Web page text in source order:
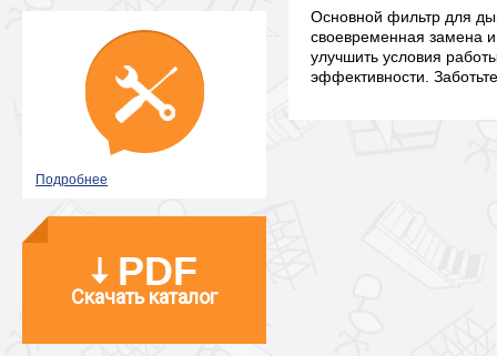
Подробнее
PDF
Скачать каталог
Основной фильтр для
своевременная замена
улучшить условия
эффективности.